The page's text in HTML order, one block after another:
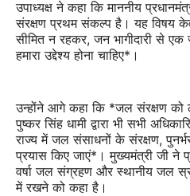
उपाध्यक्ष ने कहा कि माननीय
संरक्षण प्रथम संकल्प है। यह विषय
सीमित न रहकर, जन भागीदारी से
हमारा उद्देश्य होना चाहिए*।
उन्होंने आगे कहा कि *जल संरक्षण को
पुष्कर सिंह धामी द्वारा भी सभी
राज्य में जल संसाधनों के संरक्षण,
प्रयास किए जाएं*। मुख्यमंत्री जी ने
वर्षा जल संग्रहण और स्थानीय जल
में रखने को कहा है।